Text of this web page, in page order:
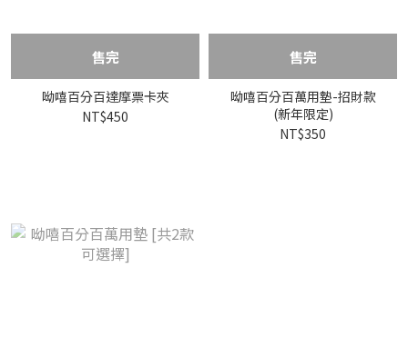
售完
呦嘻百分百達摩票卡夾
NT$450
售完
呦嘻百分百萬用墊-招財款
(新年限定)
NT$350